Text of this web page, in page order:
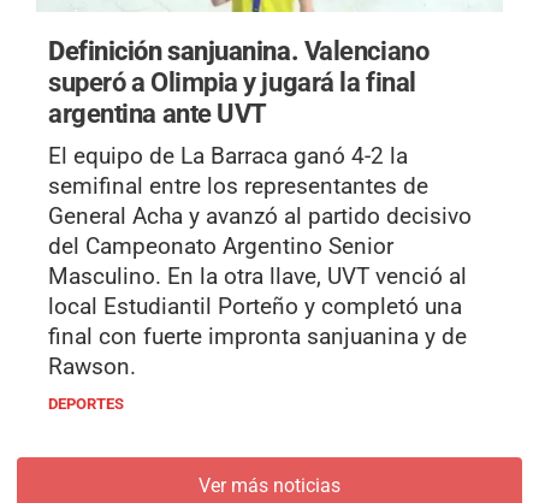
Definición sanjuanina. Valenciano
superó a Olimpia y jugará la final
argentina ante UVT
El equipo de La Barraca ganó 4-2 la
semifinal entre los representantes de
General Acha y avanzó al partido decisivo
del Campeonato Argentino Senior
Masculino. En la otra llave, UVT venció al
local Estudiantil Porteño y completó una
final con fuerte impronta sanjuanina y de
Rawson.
DEPORTES
Ver más noticias